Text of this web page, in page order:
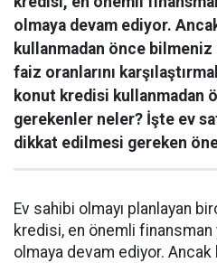
olmaya devam ediyor.
kullanmadan önce bilmeniz
faiz oranlarını
konut kredisi kullanmadan
gerekenler neler? İşte ev
dikkat edilmesi gereken
Ev sahibi olmayı planlayan
kredisi, en önemli
olmaya devam ediyor. Ancak